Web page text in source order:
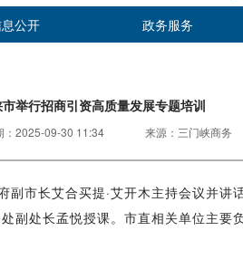
公开 政务服务
举行招商引资高质量发展专题培训
2025-09-30 11:34 来源： 三门峡商务
市长艾合买提·艾开木主持会议并
副处长孟悦授课。市直相关单位主